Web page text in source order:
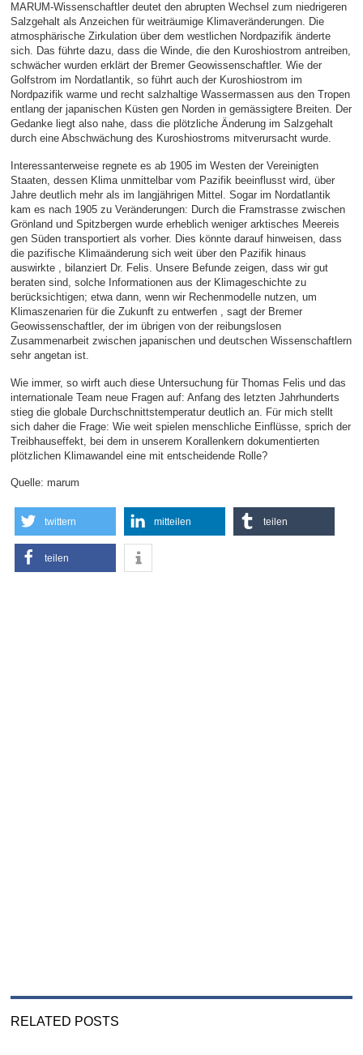
MARUM-Wissenschaftler deutet den abrupten Wechsel zum niedrigeren
Salzgehalt als Anzeichen für weiträumige Klimaveränderungen. Die
atmosphärische Zirkulation über dem westlichen Nordpazifik änderte
sich. Das führte dazu, dass die Winde, die den Kuroshiostrom antreiben,
schwächer wurden erklärt der Bremer Geowissenschaftler. Wie der
Golfstrom im Nordatlantik, so führt auch der Kuroshiostrom im
Nordpazifik warme und recht salzhaltige Wassermassen aus den Tropen
entlang der japanischen Küsten gen Norden in gemässigtere Breiten. Der
Gedanke liegt also nahe, dass die plötzliche Änderung im Salzgehalt
durch eine Abschwächung des Kuroshiostroms mitverursacht wurde.
Interessanterweise regnete es ab 1905 im Westen der Vereinigten
Staaten, dessen Klima unmittelbar vom Pazifik beeinflusst wird, über
Jahre deutlich mehr als im langjährigen Mittel. Sogar im Nordatlantik
kam es nach 1905 zu Veränderungen: Durch die Framstrasse zwischen
Grönland und Spitzbergen wurde erheblich weniger arktisches Meereis
gen Süden transportiert als vorher. Dies könnte darauf hinweisen, dass
die pazifische Klimaänderung sich weit über den Pazifik hinaus
auswirkte , bilanziert Dr. Felis. Unsere Befunde zeigen, dass wir gut
beraten sind, solche Informationen aus der Klimageschichte zu
berücksichtigen; etwa dann, wenn wir Rechenmodelle nutzen, um
Klimaszenarien für die Zukunft zu entwerfen , sagt der Bremer
Geowissenschaftler, der im übrigen von der reibungslosen
Zusammenarbeit zwischen japanischen und deutschen Wissenschaftlern
sehr angetan ist.
Wie immer, so wirft auch diese Untersuchung für Thomas Felis und das
internationale Team neue Fragen auf: Anfang des letzten Jahrhunderts
stieg die globale Durchschnittstemperatur deutlich an. Für mich stellt
sich daher die Frage: Wie weit spielen menschliche Einflüsse, sprich der
Treibhauseffekt, bei dem in unserem Korallenkern dokumentierten
plötzlichen Klimawandel eine mit entscheidende Rolle?
Quelle: marum
twittern mitteilen teilen
teilen
RELATED POSTS